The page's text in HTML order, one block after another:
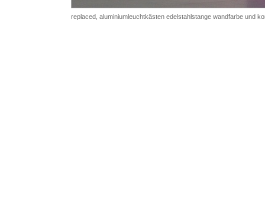
replaced, aluminiumleuchtkästen edelstahlstange wandfarbe und